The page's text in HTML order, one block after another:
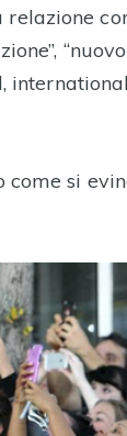
relazione
“nuovo
si